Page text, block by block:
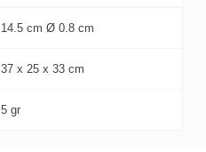
14.5 cm Ø 0.8 cm
37 x 25 x 33 cm
5 gr